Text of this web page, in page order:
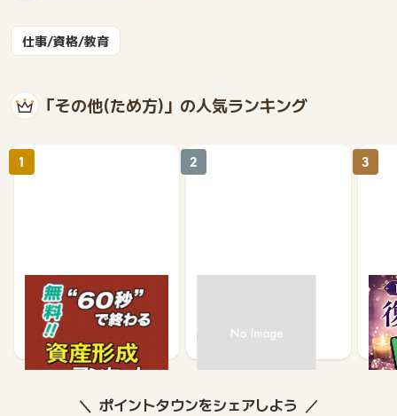
仕事/資格/教育
「その他(ため方)」の人気ランキング
【無料・60秒で終わる】
資産形成に関するアンケ
ート540
1
64
2
復
ケー
3
ポイントタウンをシェアしよう